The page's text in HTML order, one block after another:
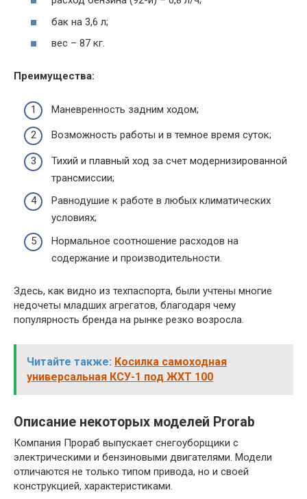
бак на 3,6 л;
вес – 87 кг.
Преимущества:
Маневренность задним ходом;
Возможность работы и в темное время суток;
Тихий и плавный ход за счет модернизированной
трансмиссии;
Равнодушие к работе в любых климатических
условиях;
Нормальное соотношение расходов на
содержание и производительности.
Здесь, как видно из техпаспорта, были учтены многие
недочеты младших агрегатов, благодаря чему
популярность бренда на рынке резко возросла.
Читайте также: Косилка самоходная
универсальная КСУ-1 под ЖХТ 100
Описание некоторых моделей Prorab
Компания Прораб выпускает снегоуборщики с
электрическими и бензиновыми двигателями. Модели
отличаются не только типом привода, но и своей
конструкцией, характеристиками.